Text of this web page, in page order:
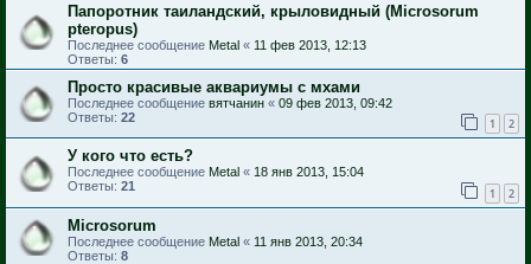
Папоротник таиландский, крыловидный (Microsorum
pteropus)
Последнее сообщение Metal « 11 фев 2013, 12:13
Ответы: 6
Просто красивые аквариумы с мхами
Последнее сообщение вятчанин « 09 фев 2013, 09:42
Ответы: 22 1 2
У кого что есть?
Последнее сообщение Metal « 18 янв 2013, 15:04
Ответы: 21 1 2
Microsorum
Последнее сообщение Metal « 11 янв 2013, 20:34
Ответы: 8